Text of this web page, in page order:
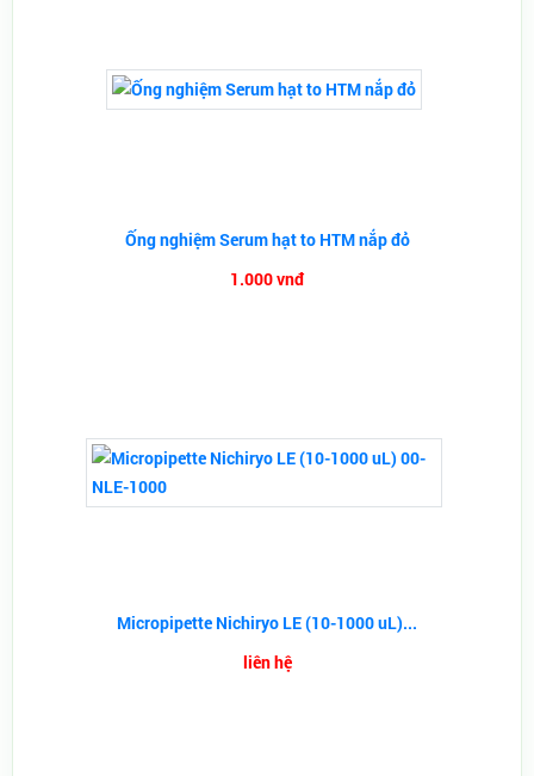
Ống nghiệm Serum hạt to HTM nắp đỏ
1.000 vnđ
Micropipette Nichiryo LE (10-1000 uL)...
liên hệ